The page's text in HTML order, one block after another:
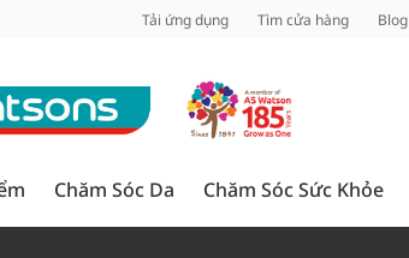
Tải ứng dụng Tìm cửa hàng Blog
Chăm Sóc Da Chăm Sóc Sức Khỏe